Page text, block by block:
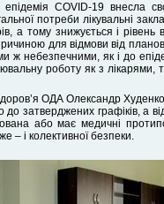
COVID-19 внесла
потреби лікувальні
а тому знижується і
для відмови від
ж небезпечними, як і до
роботу як з
ОДА Олександр
до затверджених графіків, а
або має медичні
– і колективної безпеки.